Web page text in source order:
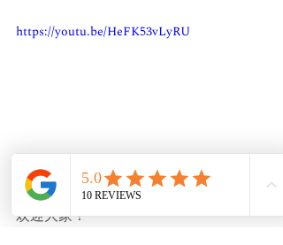
https://youtu.be/HeFK53vLyRU
Sean todos bienvenidos !
欢迎大家！